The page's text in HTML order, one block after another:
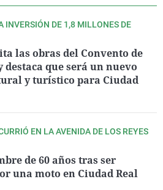
INVERSIÓN DE 1,8 MILLONES DE
las obras del Convento de
destaca que será un nuevo
y turístico para Ciudad
EN LA AVENIDA DE LOS REYES
de 60 años tras ser
una moto en Ciudad Real